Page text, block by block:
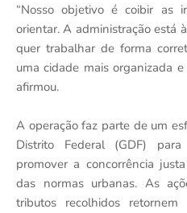
“Nosso objetivo é coibir as
orientar. A administração está
quer trabalhar de forma
uma cidade mais organizada
afirmou.
A operação faz parte de um
Distrito Federal (GDF)
promover a concorrência
das normas urbanas. As
tributos recolhidos